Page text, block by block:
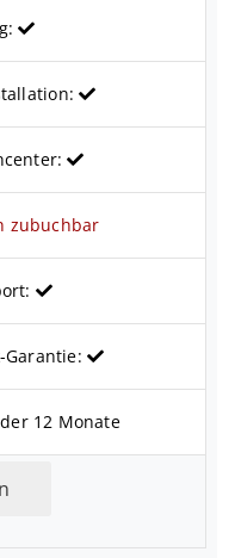
zubuchbar
Garantie:
12 Monate